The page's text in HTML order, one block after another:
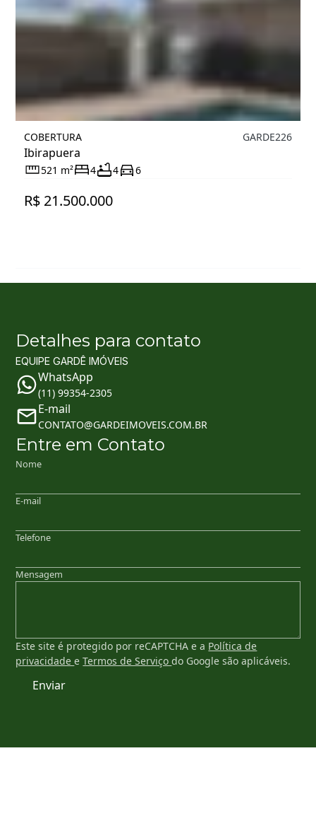
COBERTURA
Ibirapuera
GARDE226
521 m² 4 4 6
R$ 21.500.000
Detalhes para contato
EQUIPE GARDÊ IMÓVEIS
WhatsApp
(11) 99354-2305
E-mail
CONTATO@GARDEIMOVEIS.COM.BR
Entre em Contato
Nome
E-mail
Telefone
Mensagem
Este site é protegido por reCAPTCHA e a Política de
privacidadeeTermos de Serviçodo Google são aplicáveis.
Enviar